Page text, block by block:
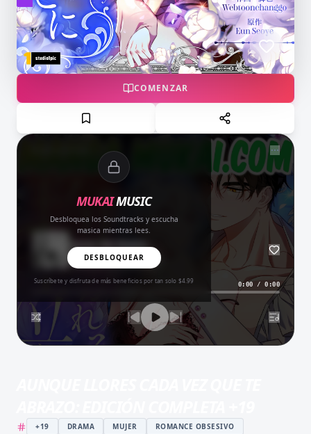
COMENZAR
MUKAIMUSIC
Desbloquea los Soundtracks y escucha
masica mientras lees.
DESBLOQUEAR
Suscríbete y disfruta de más beneficios por tan solo $4.99
Amor del Bueno
BALADA
0:00 /0:00
+19 DRAMA MUJER
ROMANCE OBSESIVO